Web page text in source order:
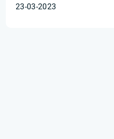
23-03-2023